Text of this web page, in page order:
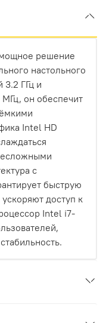
решение
настольного
3.2 ГГц и
он обеспечит
Intel HD
с
быструю
доступ к
Intel i7-